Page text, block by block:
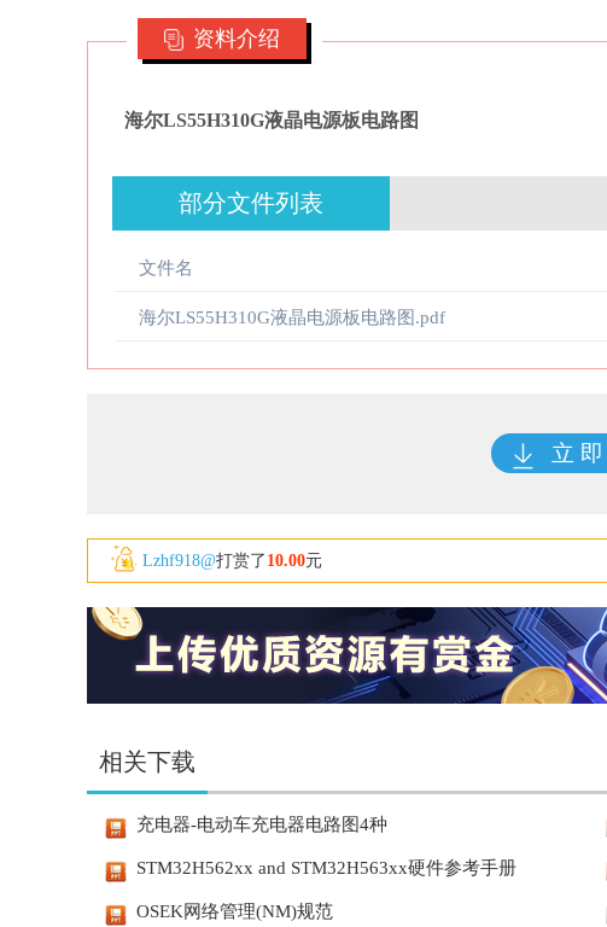
资料介绍
海尔LS55H310G液晶电源板电路图
部分文件列表
文件名
海尔LS55H310G液晶电源板电路图.pdf
立
Lzhf918@打赏了 10.00元
相关下载
充电器-电动车充电器电路图4种
STM32H562xx and STM32H563xx硬件参考手册
OSEK网络管理(NM)规范